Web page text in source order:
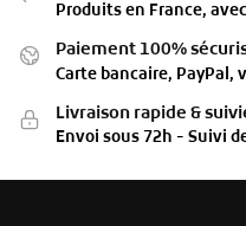
Produits en France,
Paiement 100%
Carte bancaire, PayPal,
Livraison rapide &
Envoi sous 72h - Suivi